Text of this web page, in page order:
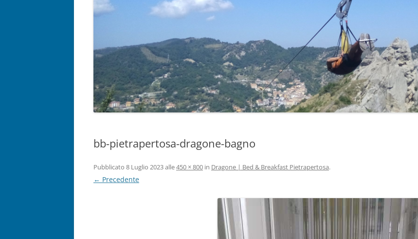
bb-pietrapertosa-dragone-bagno
Pubblicato 8 Luglio 2023alle450 × 800 in Dragone | Bed & Breakfast Pietrapertosa.
← Precedente